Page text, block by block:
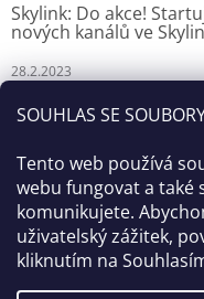
SOUHLAS SE
Tento web používá
webu fungovat a také
komunikujete.
uživatelský zážitek,
kliknutím na
Skylink: Do akce!
nových kanálů ve
28.2.2023